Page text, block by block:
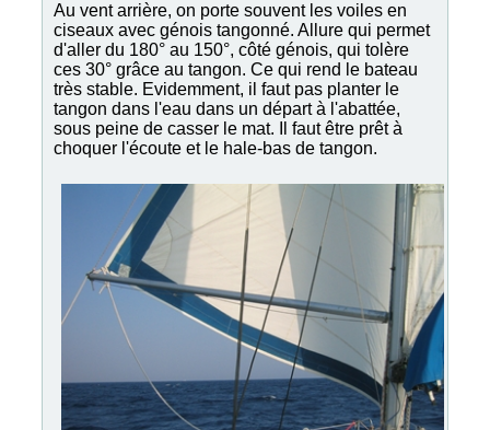
Au vent arrière, on porte souvent les voiles en
ciseaux avec génois tangonné. Allure qui permet
d'aller du 180° au 150°, côté génois, qui tolère
ces 30° grâce au tangon. Ce qui rend le bateau
très stable. Evidemment, il faut pas planter le
tangon dans l'eau dans un départ à l'abattée,
sous peine de casser le mat. Il faut être prêt à
choquer l'écoute et le hale-bas de tangon.